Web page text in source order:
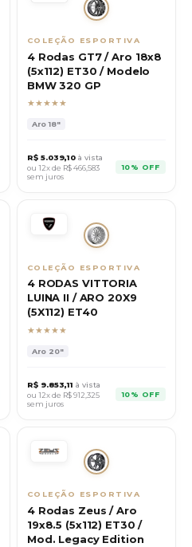
COLEÇÃO ESPORTIVA
4 Rodas GT7 / Aro 18x8
(5x112) ET30 / Modelo
BMW 320 GP
★★★★★
Aro18"
R$ 5.039,10 à vista
ou 12x de R$466,583
sem juros
10% OFF
COLEÇÃO ESPORTIVA
4 RODAS VITTORIA
LUINA II / ARO 20X9
(5X112) ET40
★★★★★
Aro 20"
R$ 9.853,11 à vista
ou 12x de R$912,325
sem juros
10% OFF
COLEÇÃO ESPORTIVA
4 Rodas Zeus / Aro
19x8.5 (5x112) ET30 /
Mod. Legacy Edition